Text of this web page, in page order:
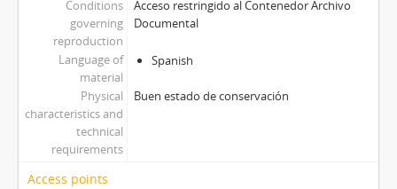
Conditions
governing
reproduction
Acceso restringido al Contenedor Archivo
Documental
Language of
material
Spanish
Physical
characteristics and
technical
requirements
Buen estado de conservación
Access points